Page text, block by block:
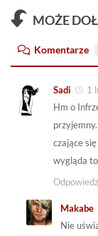
MOŻE
Komentarze
Sadi
1
Hm o
czające
wygląda
Odpowiedz
Makabe
Nie